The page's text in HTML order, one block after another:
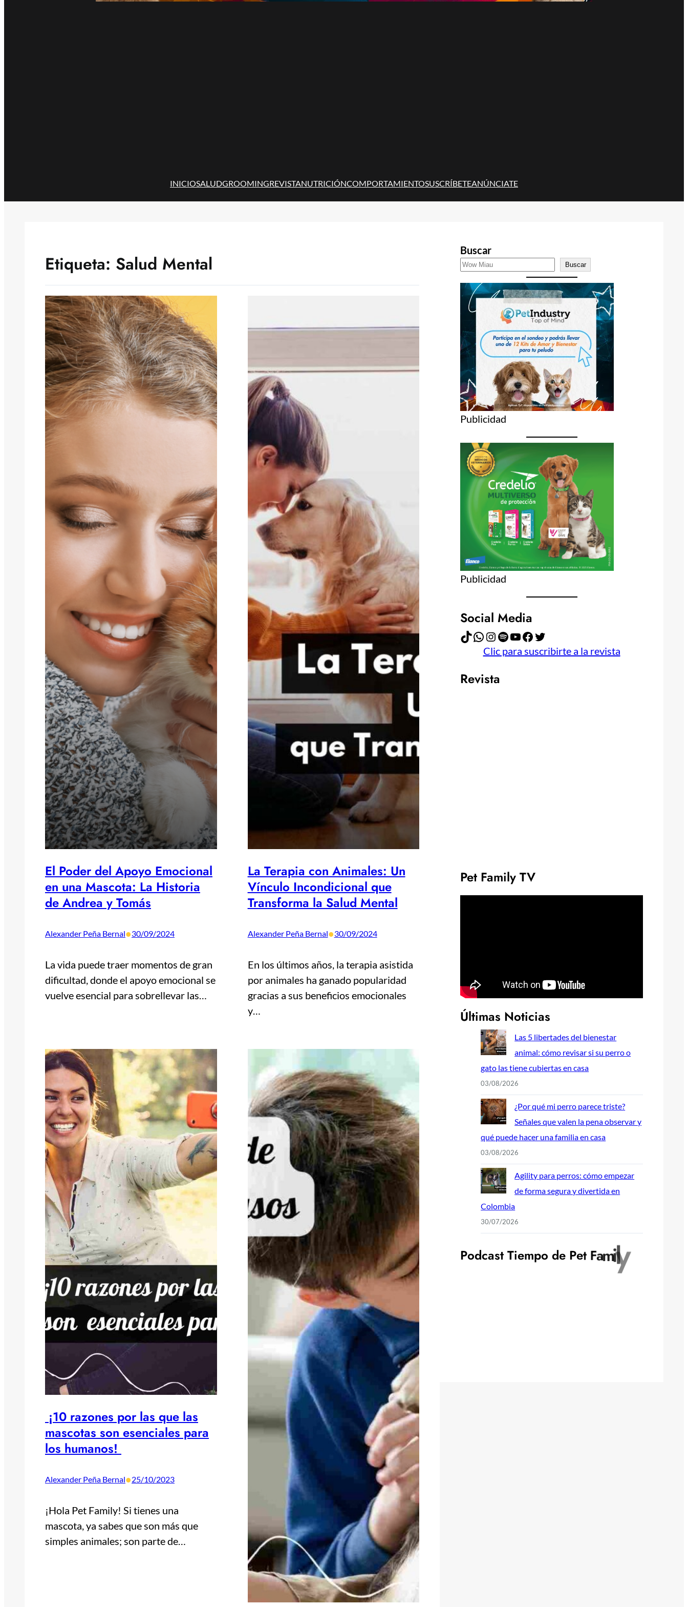
INICIOSALUDGROOMINGREVISTANUTRICIÓNCOMPORTAMIENTOSUSCRÍBETEANÚNCIATE
Etiqueta: Salud Mental
El Poder del Apoyo Emocional
en una Mascota: La Historia
de Andrea y Tomás
Alexander Peña Bernal•30/09/2024
La vida puede traer momentos de gran
dificultad, donde el apoyo emocional se
vuelve esencial para sobrellevar las…
La Terapia con Animales: Un
Vínculo Incondicional que
Transforma la Salud Mental
Alexander Peña Bernal•30/09/2024
En los últimos años, la terapia asistida
por animales ha ganado popularidad
gracias a sus beneficios emocionales
y…
¡10 razones por las que las
mascotas son esenciales para
los humanos!
Alexander Peña Bernal•25/10/2023
¡Hola Pet Family! Si tienes una
mascota, ya sabes que son más que
simples animales; son parte de…
Buscar
Buscar
Publicidad
Publicidad
Social Media
TikTok WhatsApp Instagram Spotify YouTube Facebook Twitter
Clic para suscribirte a la revista
Revista
Pet Family TV
Últimas Noticias
Las 5 libertades del bienestar
animal: cómo revisar si su perro o
gato las tiene cubiertas en casa
03/08/2026
¿Por qué mi perro parece triste?
Señales que valen la pena observar y
qué puede hacer una familia en casa
03/08/2026
Agility para perros: cómo empezar
de forma segura y divertida en
Colombia
30/07/2026
Podcast Tiempo de Pet Family